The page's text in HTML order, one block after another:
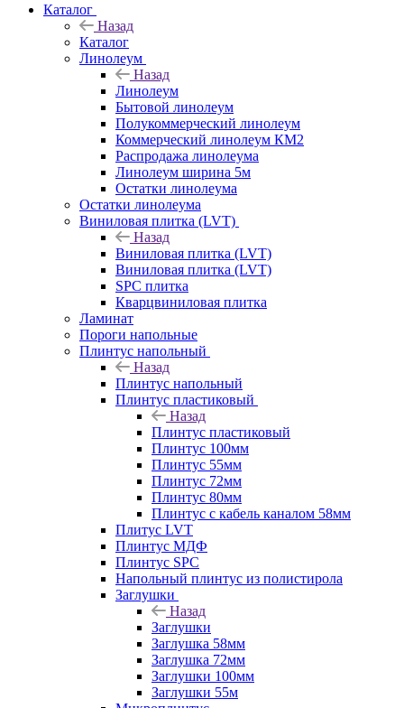
Каталог
Назад
Каталог
Линолеум
Назад
Линолеум
Бытовой линолеум
Полукоммерческий линолеум
Коммерческий линолеум КМ2
Распродажа линолеума
Линолеум ширина 5м
Остатки линолеума
Остатки линолеума
Виниловая плитка (LVT)
Назад
Виниловая плитка (LVT)
Виниловая плитка (LVT)
SPC плитка
Кварцвиниловая плитка
Ламинат
Пороги напольные
Плинтус напольный
Назад
Плинтус напольный
Плинтус пластиковый
Назад
Плинтус пластиковый
Плинтус 100мм
Плинтус 55мм
Плинтус 72мм
Плинтус 80мм
Плинтус с кабель каналом 58мм
Плитус LVT
Плинтус МДФ
Плинтус SPC
Напольный плинтус из полистирола
Заглушки
Назад
Заглушки
Заглушка 58мм
Заглушка 72мм
Заглушки 100мм
Заглушки 55м